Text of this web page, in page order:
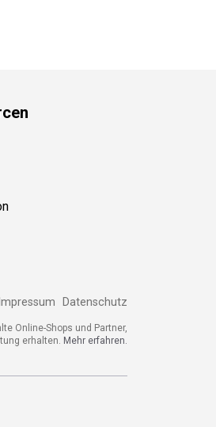
n
Datenschutz
Shops und Partner,
erhalten. Mehr erfahren.